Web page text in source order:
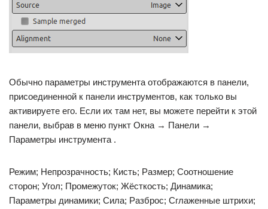
Обычно параметры инструмента отображаются в панели,
присоединенной к панели инструментов, как только вы
активируете его. Если их там нет, вы можете перейти к этой
панели, выбрав в меню пункт Окна → Панели →
Параметры инструмента .
Режим; Непрозрачность; Кисть; Размер; Соотношение
сторон; Угол; Промежуток; Жёсткость; Динамика;
Параметры динамики; Сила; Разброс; Сглаженные штрихи;